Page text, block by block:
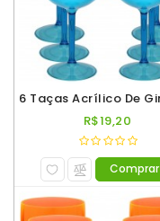
R$19,20
Comprar